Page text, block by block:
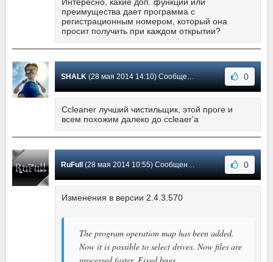
преимущества дает программа с
регистрационным номером, который она
просит получить при каждом открытии?
SHALK(28 мая 2014 14:10) Сообщение #2 0
Ccleaner лучший чистильщик, этой проге и
всем похожим далеко до ccleаer'a
RuFull(28 мая 2014 10:55) Сообщение #1 0
Изменения в версии 2.4.3.570
The program operation map has been added.
Now it is possible to select drives. Now files are
processed faster. Fixed bugs.